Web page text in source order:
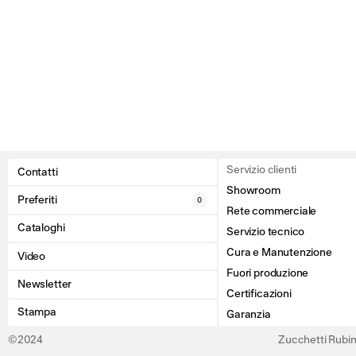
Contatti
Preferiti 0
Cataloghi
Video
Newsletter
Stampa
Servizio clienti
Showroom
Rete commerciale
Servizio tecnico
Cura e Manutenzione
Fuori produzione
Certificazioni
Garanzia
©2024 Zucchetti